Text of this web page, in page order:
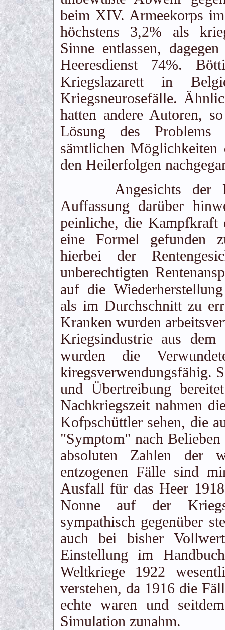
beim XIV. Armeekorps
höchstens 3,2% als
Sinne entlassen,
Heeresdienst 74%.
Kriegslazarett in
Kriegsneurosefälle.
hatten andere Autoren,
Lösung des Problems
sämtlichen
den Heilerfolgen
Angesichts der
Auffassung darüber
peinliche, die Kampfkraft
eine Formel gefunden
hierbei der
unberechtigten
auf die
als im Durchschnitt zu
Kranken wurden
Kriegsindustrie aus dem
wurden die
kiregsverwendungsfähig.
und Übertreibung
Nachkriegszeit nahmen
Kofpschüttler sehen, die
"Symptom" nach
absoluten Zahlen der
entzogenen Fälle sind
Ausfall für das Heer
Nonne auf der
sympathisch gegenüber
auch bei bisher
Einstellung im
Weltkriege 1922
verstehen, da 1916 die
echte waren und
Simulation zunahm.